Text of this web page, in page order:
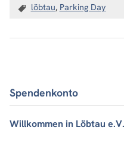
löbtau, Parking Day
Spendenkonto
Willkommen in Löbtau e.V.